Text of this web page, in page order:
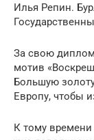
Илья Репин.
За свою
мотив
Большую
Европу, чтобы
К тому